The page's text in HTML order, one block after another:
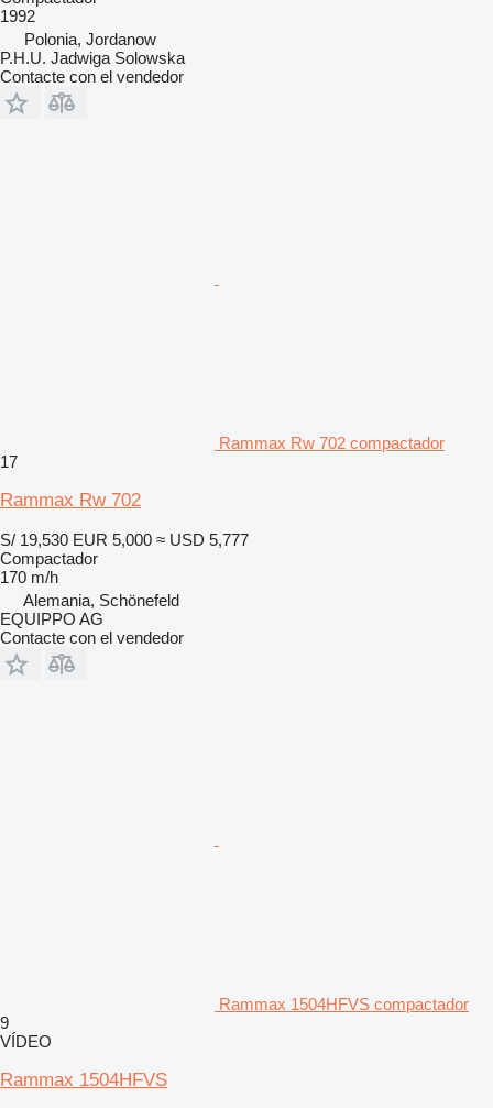
1992
Polonia, Jordanow
P.H.U. Jadwiga Solowska
Contacte con el vendedor
Rammax Rw 702 compactador
17
Rammax Rw 702
S/ 19,530 EUR 5,000 ≈ USD 5,777
Compactador
170 m/h
Alemania, Schönefeld
EQUIPPO AG
Contacte con el vendedor
Rammax 1504HFVS compactador
9
VÍDEO
Rammax 1504HFVS